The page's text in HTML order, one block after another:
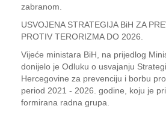
zabranom.
USVOJENA STRATEGIJA BiH ZA
PROTIV TERORIZMA DO 2026.
Vijeće ministara BiH, na prijedlog
donijelo je Odluku o usvajanju
Hercegovine za prevenciju i borbu
period 2021 - 2026. godine, koju je
formirana radna grupa.